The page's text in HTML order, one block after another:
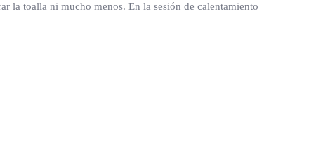
la toalla ni mucho menos. En la sesión de calentamiento